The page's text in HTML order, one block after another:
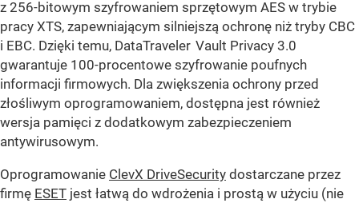
z 256-bitowym szyfrowaniem sprzętowym AES w trybie
pracy XTS, zapewniającym silniejszą ochronę niż tryby CBC
i EBC. Dzięki temu, DataTraveler Vault Privacy 3.0
gwarantuje 100-procentowe szyfrowanie poufnych
informacji firmowych. Dla zwiększenia ochrony przed
złośliwym oprogramowaniem, dostępna jest również
wersja pamięci z dodatkowym zabezpieczeniem
antywirusowym.
Oprogramowanie ClevX DriveSecurity dostarczane przez
firmę ESET jest łatwą do wdrożenia i prostą w użyciu (nie